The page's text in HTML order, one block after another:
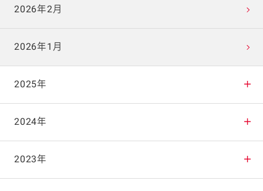
2026年2月
2026年1月
2025年
2025年12月
2025年11月
2024年
2024年12月
2023年